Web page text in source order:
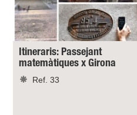
Itineraris: Passejant
matemàtiques x Girona
Ref. 33